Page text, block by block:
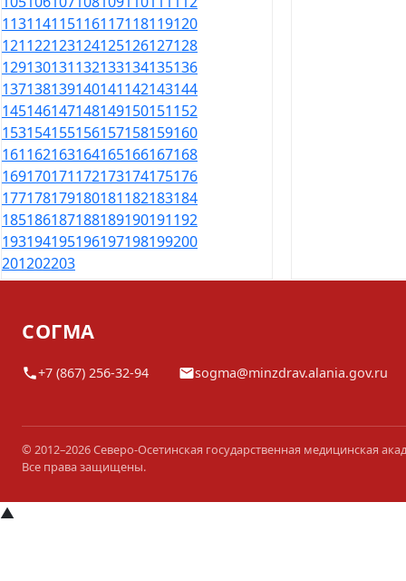
113114115116117118119120
121122123124125126127128
129130131132133134135136
137138139140141142143144
145146147148149150151152
153154155156157158159160
161162163164165166167168
169170171172173174175176
177178179180181182183184
185186187188189190191192
193194195196197198199200
201202203
СОГМА
+7 (867) 256-32-94 sogma@minzdrav.alania.gov.ru
© 2012–2026 Северо-Осетинская государственная медицинская
Все права защищены.
▲